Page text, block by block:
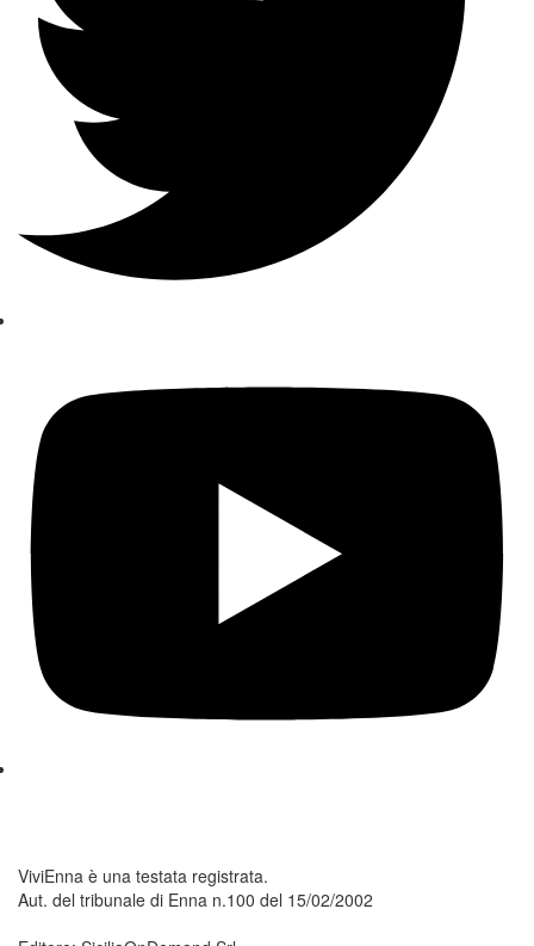
ViviEnna è una testata registrata.
Aut. del tribunale di Enna n.100 del 15/02/2002